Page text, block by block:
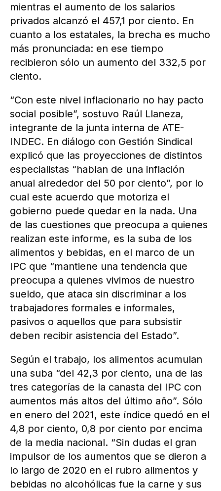
mientras el aumento de los salarios
privados alcanzó el 457,1 por ciento. En
cuanto a los estatales, la brecha es mucho
más pronunciada: en ese tiempo
recibieron sólo un aumento del 332,5 por
ciento.
“Con este nivel inflacionario no hay pacto
social posible”, sostuvo Raúl Llaneza,
integrante de la junta interna de ATE-
INDEC. En diálogo con Gestión Sindical
explicó que las proyecciones de distintos
especialistas “hablan de una inflación
anual alrededor del 50 por ciento”, por lo
cual este acuerdo que motoriza el
gobierno puede quedar en la nada. Una
de las cuestiones que preocupa a quienes
realizan este informe, es la suba de los
alimentos y bebidas, en el marco de un
IPC que “mantiene una tendencia que
preocupa a quienes vivimos de nuestro
sueldo, que ataca sin discriminar a los
trabajadores formales e informales,
pasivos o aquellos que para subsistir
deben recibir asistencia del Estado”.
Según el trabajo, los alimentos acumulan
una suba “del 42,3 por ciento, una de las
tres categorías de la canasta del IPC con
aumentos más altos del último año”. Sólo
en enero del 2021, este índice quedó en el
4,8 por ciento, 0,8 por ciento por encima
de la media nacional. “Sin dudas el gran
impulsor de los aumentos que se dieron a
lo largo de 2020 en el rubro alimentos y
bebidas no alcohólicas fue la carne y sus